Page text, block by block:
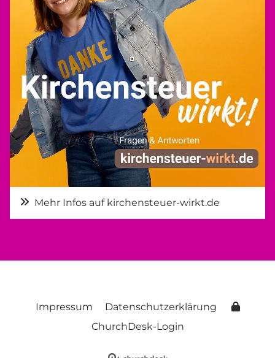
Mehr Infos auf kirchensteuer-wirkt.de
Impressum
Datenschutzerklärung
ChurchDesk-Login